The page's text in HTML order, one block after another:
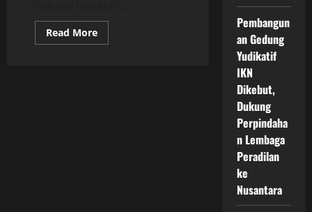
Read MoreRead
more
Pembangun
an Gedung
Yudikatif
IKN
Dikebut,
Dukung
Perpindaha
n Lembaga
Peradilan
ke
Nusantara